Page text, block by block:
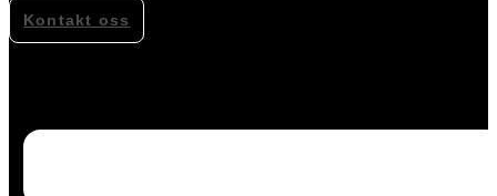
Kontakt oss